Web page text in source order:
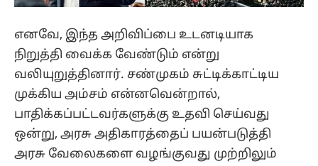
எனவே, இந்த அறிவிப்பை உடனடியாக
நிறுத்தி வைக்க வேண்டும் என்று
வலியுறுத்தினார். சண்முகம் சுட்டிக்காட்டிய
முக்கிய அம்சம் என்னவென்றால்,
பாதிக்கப்பட்டவர்களுக்கு உதவி செய்வது
ஒன்று, அரசு அதிகாரத்தைப் பயன்படுத்தி
அரசு வேலைகளை வழங்குவது முற்றிலும்